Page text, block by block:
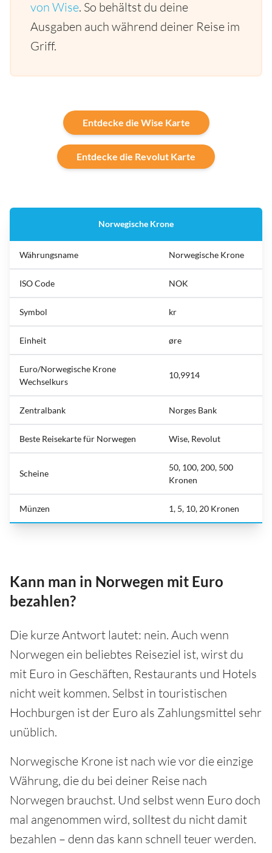
von Wise. So behältst du deine
Ausgaben auch während deiner Reise im
Griff.
Entdecke die Wise Karte
Entdecke die Revolut Karte
Norwegische Krone
Währungsname Norwegische Krone
ISO Code NOK
Symbol kr
Einheit øre
Euro/Norwegische Krone
Wechselkurs
10,9914
Zentralbank Norges Bank
Beste Reisekarte für Norwegen Wise, Revolut
Scheine
50, 100, 200, 500
Kronen
Münzen 1, 5, 10, 20 Kronen
Kann man in Norwegen mit Euro
bezahlen?
Die kurze Antwort lautet: nein. Auch wenn
Norwegen ein beliebtes Reiseziel ist, wirst du
mit Euro in Geschäften, Restaurants und Hotels
nicht weit kommen. Selbst in touristischen
Hochburgen ist der Euro als Zahlungsmittel sehr
unüblich.
Norwegische Krone ist nach wie vor die einzige
Währung, die du bei deiner Reise nach
Norwegen brauchst. Und selbst wenn Euro doch
mal angenommen wird, solltest du nicht damit
bezahlen – denn das kann schnell teuer werden.